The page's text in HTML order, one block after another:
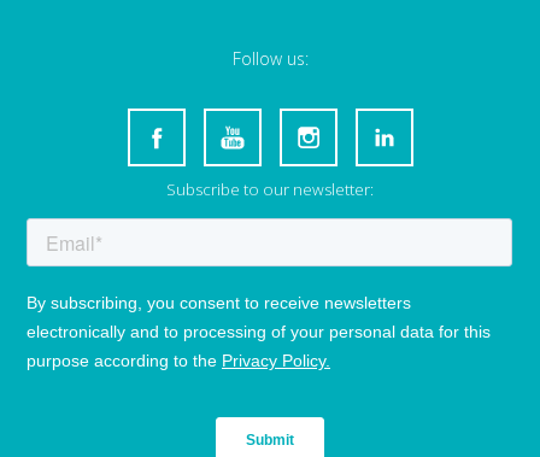
Follow us:
Subscribe to our newsletter: